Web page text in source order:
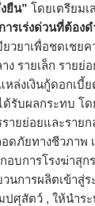
ยืน” โดยเตรียม
ารเร่งด่วนที่ต้อง
ยวยาเพื่อชดเชย
ง รายเล็ก รายย่
ล่งเงินกู้ดอกเบี้
รับผลกระทบ โด
ายย่อยและรายก
ดภัยทางชีวภาพ
บการโรงฆ่าสุก
นการผลิตเข้าสู่
ปศุสัตว์ , ให้นำระ